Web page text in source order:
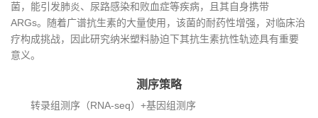
菌，能引发肺炎、尿路感染和败血症等疾病，且其自身携带
ARGs。随着广谱抗生素的大量使用，该菌的耐药性增强，对临床治
疗构成挑战，因此研究纳米塑料胁迫下其抗生素抗性轨迹具有重要
意义。
测序策略
转录组测序（RNA-seq）+基因组测序